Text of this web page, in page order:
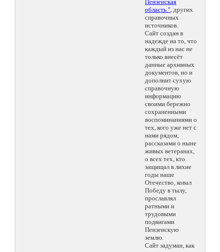
Пензенская
область.", других
справочных
источников.
Сайт создан в
надежде на то, что
каждый из нас не
только внесёт
данные архивных
документов, но и
дополнит сухую
справочную
информацию
своими бережно
сохраненными
воспоминаниями о
тех, кого уже нет с
нами рядом,
рассказами о ныне
живых ветеранах,
о всех тех, кто
защищал в лихие
годы наше
Отечество, ковал
Победу в тылу,
прославлял
ратными и
трудовыми
подвигами
Пензенскую
землю.
Сайт задуман, как